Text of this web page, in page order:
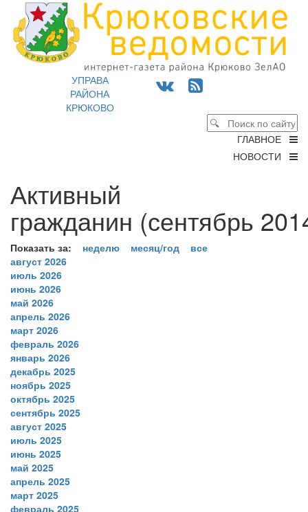
УПРАВА
РАЙОНА
КРЮКОВО
ГЛАВНОЕ
НОВОСТИ
Активный
гражданин (сентябрь
Показать за: неделю месяц/год
все
август 2026
июль 2026
июнь 2026
май 2026
апрель 2026
март 2026
февраль 2026
январь 2026
декабрь 2025
ноябрь 2025
октябрь 2025
сентябрь 2025
август 2025
июль 2025
июнь 2025
май 2025
апрель 2025
март 2025
февраль 2025